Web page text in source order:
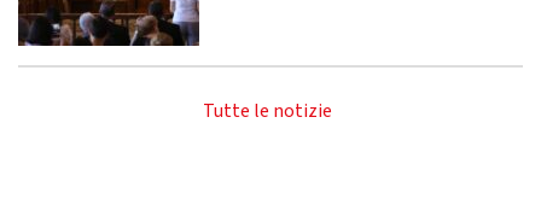
Tutte le notizie